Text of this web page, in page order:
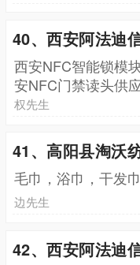
40、西安阿法迪
西安NFC智能锁模
安NFC门禁读头供
权先生
41、高阳县淘沃
毛巾，浴巾，干发巾
边先生
42、西安阿法迪